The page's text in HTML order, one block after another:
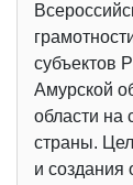
субъектов
Амурской
области на
страны.
и создания